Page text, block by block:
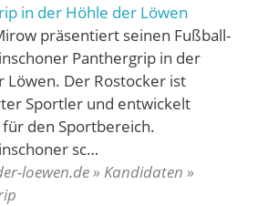
in der Höhle der Löwen
präsentiert seinen Fußball-
Panthergrip in der
Löwen. Der Rostocker ist
Sportler und entwickelt
den Sportbereich.
sc…
loewen.de » Kandidaten »